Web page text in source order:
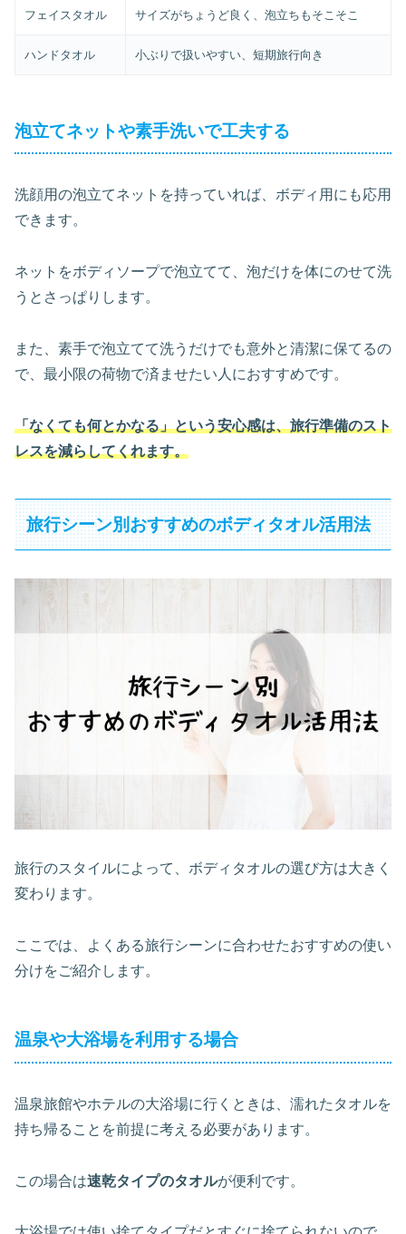
フェイスタオル サイズがちょうど良く、泡立ちもそこそこ
ハンドタオル 小ぶりで扱いやすい、短期旅行向き
泡立てネットや素手洗いで工夫する
洗顔用の泡立てネットを持っていれば、ボディ用にも応用
できます。
ネットをボディソープで泡立てて、泡だけを体にのせて洗
うとさっぱりします。
また、素手で泡立てて洗うだけでも意外と清潔に保てるの
で、最小限の荷物で済ませたい人におすすめです。
「なくても何とかなる」という安心感は、旅行準備のスト
レスを減らしてくれます。
旅行シーン別おすすめのボディタオル活用法
旅行のスタイルによって、ボディタオルの選び方は大きく
変わります。
ここでは、よくある旅行シーンに合わせたおすすめの使い
分けをご紹介します。
温泉や大浴場を利用する場合
温泉旅館やホテルの大浴場に行くときは、濡れたタオルを
持ち帰ることを前提に考える必要があります。
この場合は速乾タイプのタオルが便利です。